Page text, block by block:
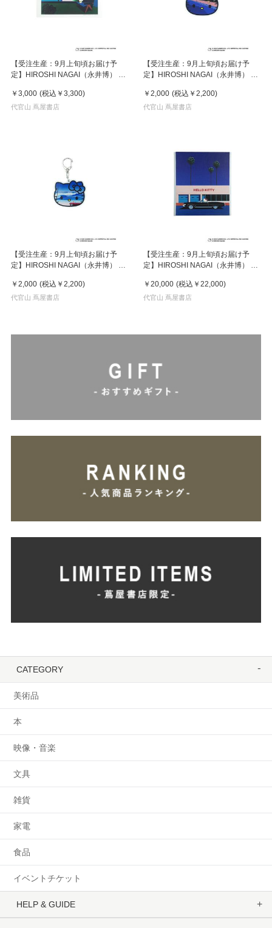
【受注生産：9月上旬頃お届け予
定】HIROSHI NAGAI（永井博） ×
スター / KTHN-PT Untitled 4
￥3,000 (税込 ￥3,300)
代官山 蔦屋書店
【受注生産：9月上旬頃お届け予
定】HIROSHI NAGAI（永井博） ×
KEY HOLDER / KTHN-AKF Untitled
5
￥2,000 (税込 ￥2,200)
代官山 蔦屋書店
【受注生産：9月上旬頃お届け予
定】HIROSHI NAGAI（永井博） ×
KEY HOLDER / KTHN-AKF Untitled
2
￥2,000 (税込 ￥2,200)
代官山 蔦屋書店
【受注生産：9月上旬頃お届け予
定】HIROSHI NAGAI（永井博） ×
CANVAS PRINT / KTHN-CP
Untitled 1 ※通常商品との同時購入
￥20,000 (税込 ￥22,000)
代官山 蔦屋書店
CATEGORY
美術品
本
映像・音楽
文具
雑貨
家電
食品
イベントチケット
HELP & GUIDE